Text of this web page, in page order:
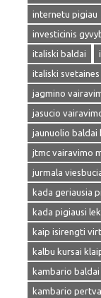
internetu pigiau
investicinis
italiski baldai
italiski
jagmino
jasucio
jaunuolio baldai
jtmc vairavimo
jurmala
kada geriausia
kada pigiausi
kaip isirengti
kalbu kursai
kambario baldai
kambario